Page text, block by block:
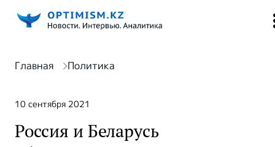
Главная Политика
10 сентября 2021
Россия и Беларусь